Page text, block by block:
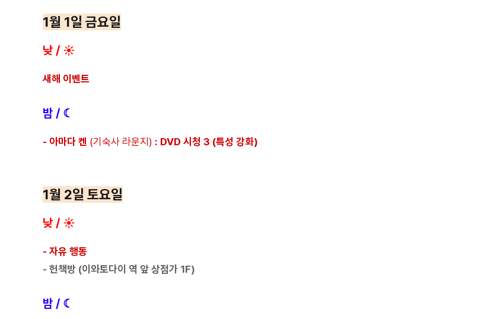
1월 1일 금요일
낮 / ☀
새해 이벤트
밤 / ☾
- 아마다 켄 (기숙사 라운지) : DVD 시청 3 (특성 강화)
1월 2일 토요일
낮 / ☀
- 자유 행동
- 헌책방 (이와토다이 역 앞 상점가 1F)
밤 / ☾